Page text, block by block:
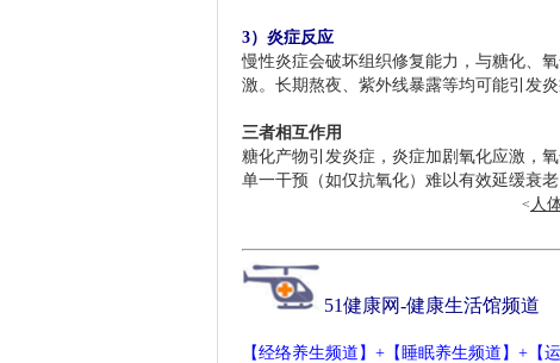
3）炎症反应
慢性炎症会破坏组织修复能力，与糖化、
激。长期熬夜、紫外线暴露等均可能引发炎
三者相互作用
糖化产物引发炎症，炎症加剧氧化应激，
单一干预（如仅抗氧化）难以有效延缓衰老
< 人
51健康网-健康生活馆频道
【经络养生频道 】 + 【 睡眠养生频道 】 +【